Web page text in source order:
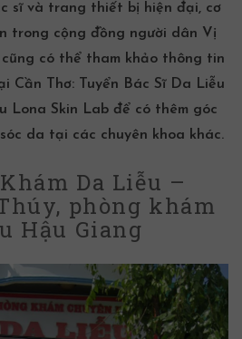
sĩ và trang thiết bị hiện đại, cơ
trong cộng đồng người dân Vị
có thể tham khảo thông tin
Cần Thơ: Tuyển Bác Sĩ Da Liễu
Lona Skin Labđể có thêm góc
da tại các chuyên khoa khác.
Da Liễu –
phòng khám
Hậu Giang